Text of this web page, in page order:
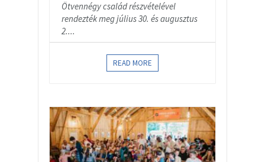
Ötvennégy család részvételével
rendezték meg július 30. és augusztus
2....
READ MORE